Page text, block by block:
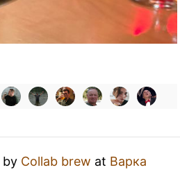
by Collab brew at Варка